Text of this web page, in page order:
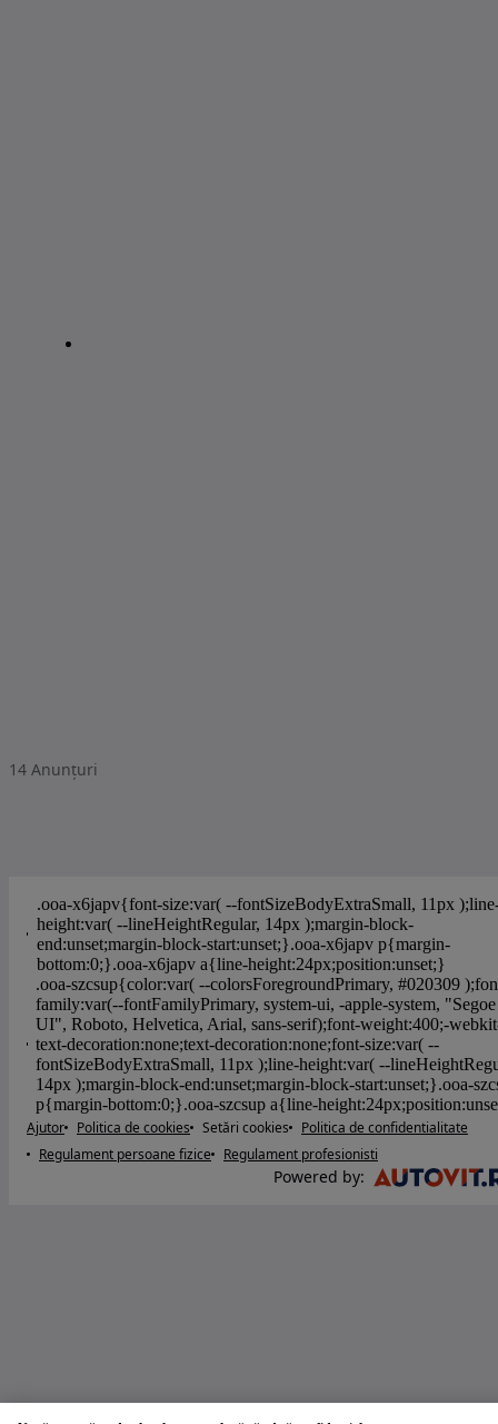
14 Anunțuri
Ajutor Politica de cookies Setări cookies
Politica de confidentialitate
Regulament persoane fizice
Regulament profesionisti
Powered by: